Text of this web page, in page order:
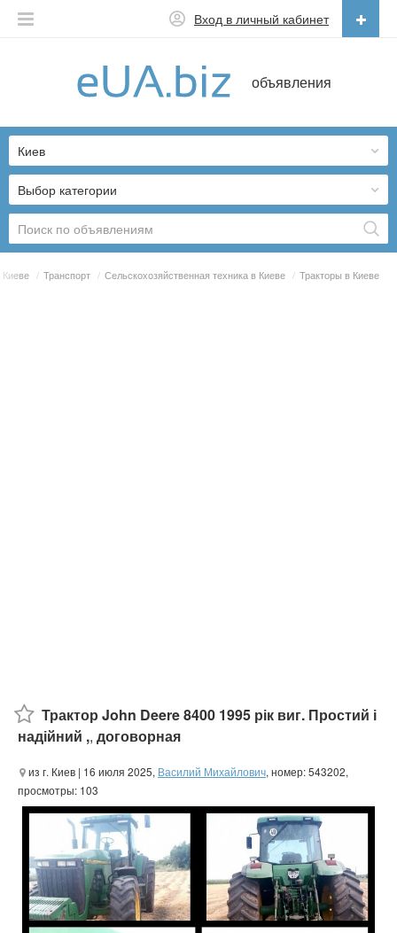
объявления
Вход в личный кабинет
Українська
Выбор категории
Киев
/ Транспорт / Сельскохозяйственная техника в Киеве / Тракторы в Киеве
Трактор John Deere 8400 1995 рік виг. Простий і
надійний ,, договорная
из г. Киев | 16 июля 2025, Василий Михайлович, номер: 543202,
просмотры: 103